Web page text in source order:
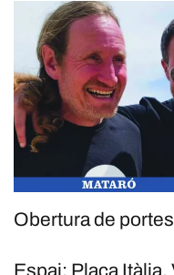
Obertura de
Espai: Plaça Itàlia,